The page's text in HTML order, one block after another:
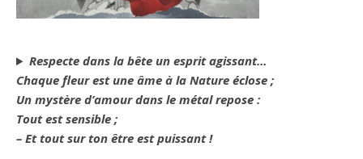
Respecte dans la bête un esprit agissant…
Chaque fleur est une âme à la Nature éclose ;
Un mystère d’amour dans le métal repose :
Tout est sensible ;
– Et tout sur ton être est puissant !